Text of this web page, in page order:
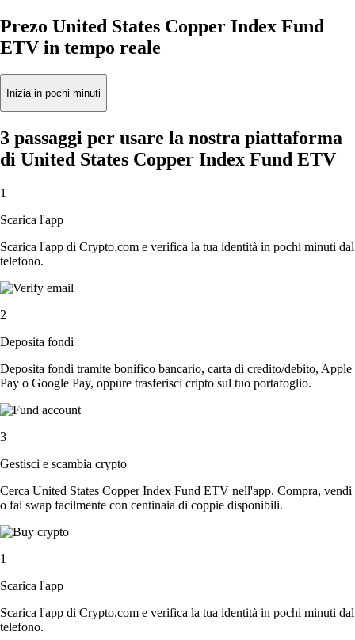
Prezo United States Copper Index Fund
ETV in tempo reale
Inizia in pochi minuti
3 passaggi per usare la nostra piattaforma
di United States Copper Index Fund ETV
1
Scarica l'app
Scarica l'app di Crypto.com e verifica la tua identità in pochi minuti dal
telefono.
2
Deposita fondi
Deposita fondi tramite bonifico bancario, carta di credito/debito, Apple
Pay o Google Pay, oppure trasferisci cripto sul tuo portafoglio.
3
Gestisci e scambia crypto
Cerca United States Copper Index Fund ETV nell'app. Compra, vendi
o fai swap facilmente con centinaia di coppie disponibili.
1
Scarica l'app
Scarica l'app di Crypto.com e verifica la tua identità in pochi minuti dal
telefono.